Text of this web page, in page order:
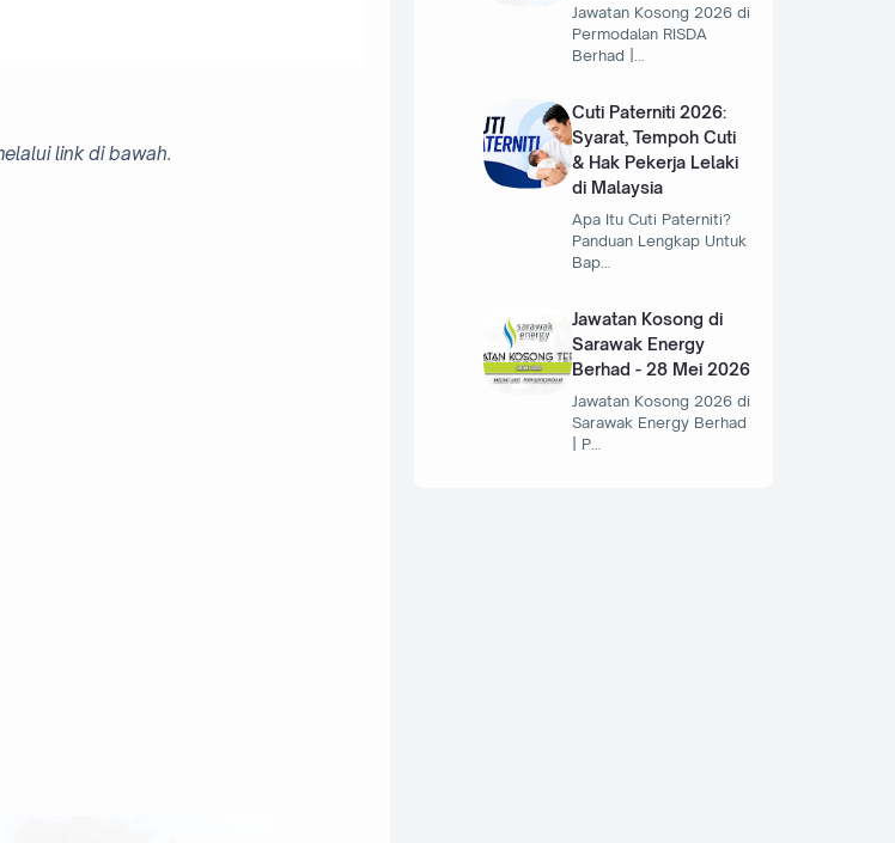
link di bawah.
Jawatan Kosong 2026 di
Permodalan RISDA
Cuti Paterniti 2026:
Syarat, Tempoh Cuti
& Hak Pekerja Lelaki
di Malaysia
Apa Itu Cuti Paterniti?
Panduan Lengkap Untuk
Bap…
Jawatan Kosong di
Sarawak Energy
Berhad - 28 Mei 2026
Jawatan Kosong 2026 di
Sarawak Energy Berhad
| P…